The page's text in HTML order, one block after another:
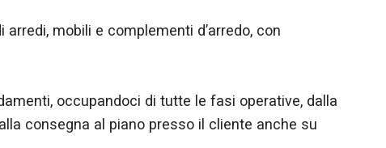
mobili e complementi d’arredo, con
occupandoci di tutte le fasi operative, dalla
consegna al piano presso il cliente anche su